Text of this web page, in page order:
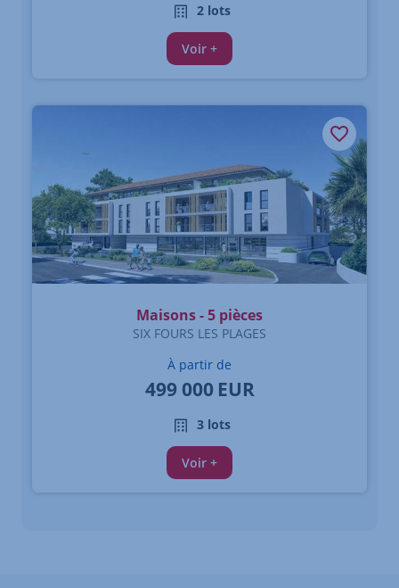
2 lots
Voir +
Maisons - 5 pièces
SIX FOURS LES PLAGES
À partir de
499 000 EUR
3 lots
Voir +